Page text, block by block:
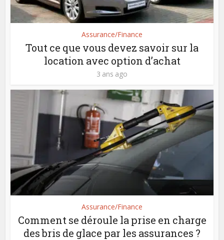
Assurance/Finance
Tout ce que vous devez savoir sur la
location avec option d’achat
3 ans ago
Assurance/Finance
Comment se déroule la prise en charge
des bris de glace par les assurances ?